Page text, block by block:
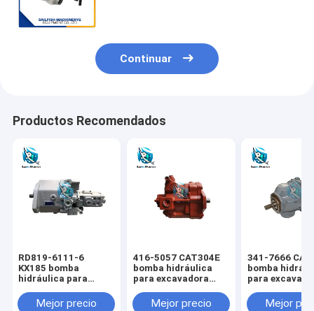
Continuar
Productos Recomendados
RD819-6111-6
KX185 bomba
hidráulica para
Mejor precio
416-5057 CAT304E
bomba hidráulica
para excavadora
Mejor precio
341-7666
bomba
para
Mejor